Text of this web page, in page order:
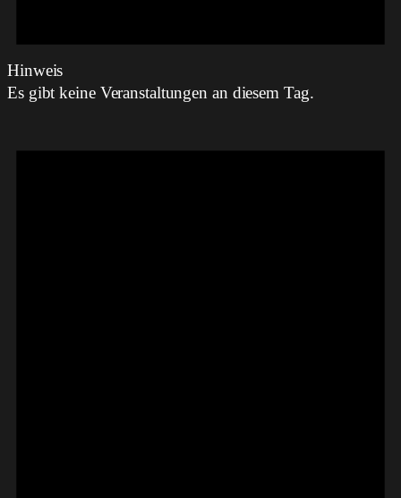
Hinweis
Es gibt keine Veranstaltungen an diesem Tag.